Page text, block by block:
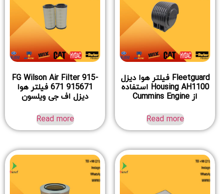
Fleetguard فیلتر هوا دیزل
Housing AH1100 استفاده
از Cummins Engine
Read more
FG Wilson Air Filter 915-
671 915671 فیلتر هوا
دیزل اف جی ویلسون
Read more